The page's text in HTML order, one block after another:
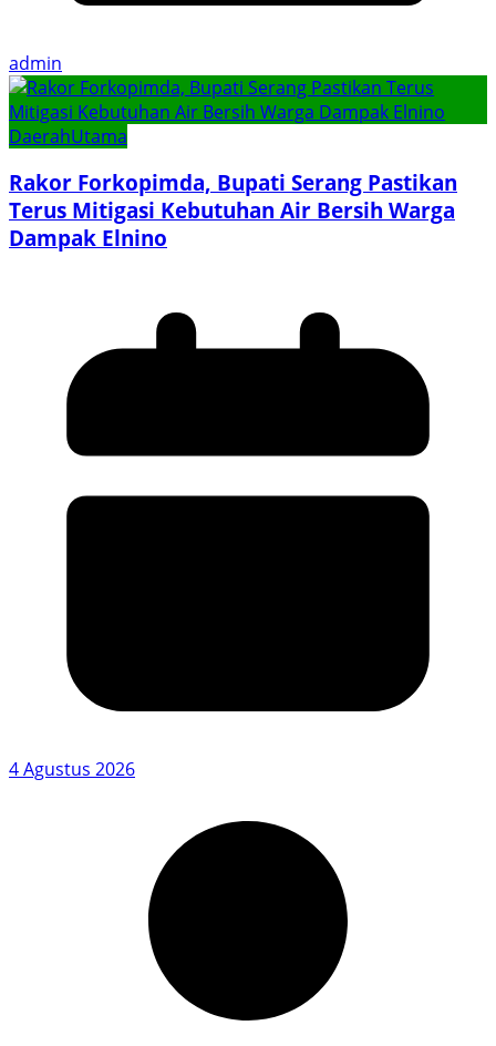
admin
DaerahUtama
Rakor Forkopimda, Bupati Serang Pastikan
Terus Mitigasi Kebutuhan Air Bersih Warga
Dampak Elnino
4 Agustus 2026